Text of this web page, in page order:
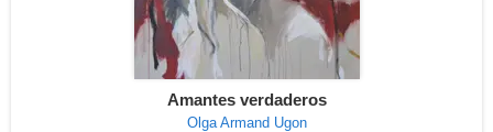
Amantes verdaderos
Olga Armand Ugon